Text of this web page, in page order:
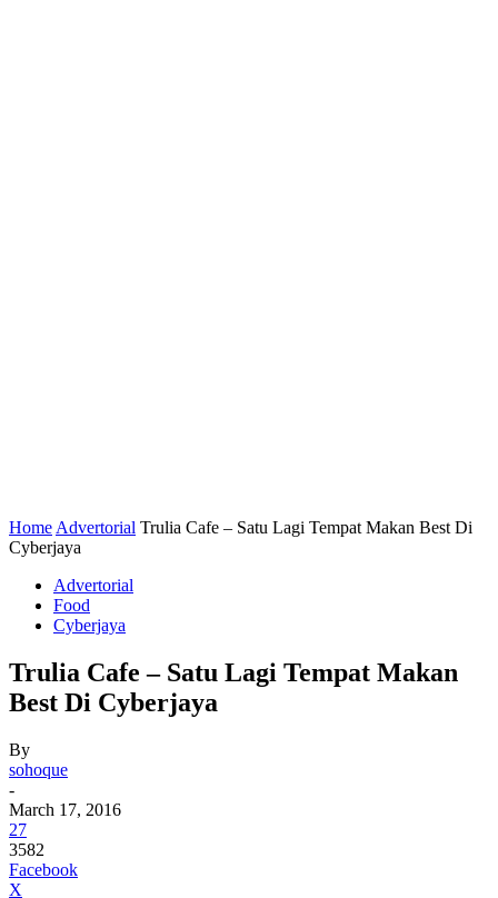
Home Advertorial Trulia Cafe – Satu Lagi Tempat Makan Best Di
Cyberjaya
Advertorial
Food
Cyberjaya
Trulia Cafe – Satu Lagi Tempat Makan
Best Di Cyberjaya
By
sohoque
-
March 17, 2016
27
3582
Facebook
X